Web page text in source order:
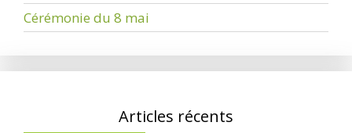
Cérémonie du 8 mai
Articles récents